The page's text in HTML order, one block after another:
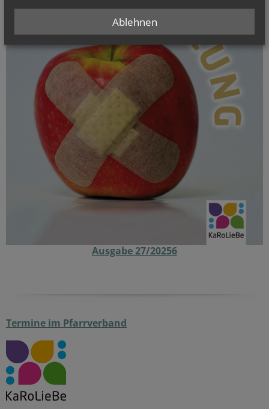
Ausgabe 27/20256
Termine im Pfarrverband
Ablehnen